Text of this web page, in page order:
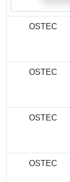
OSTEC
OSTEC
OSTEC
OSTEC